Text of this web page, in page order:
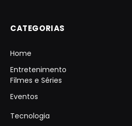
CATEGORIAS
Home
Entretenimento
Filmes e Séries
Eventos
Tecnologia